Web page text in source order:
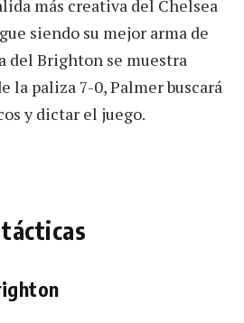
más creativa del Chelsea
siendo su mejor arma de
del Brighton se muestra
la paliza 7-0, Palmer buscará
y dictar el juego.